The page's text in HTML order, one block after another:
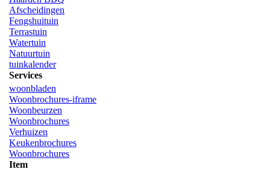
Afscheidingen
Fengshuituin
Terrastuin
Watertuin
Natuurtuin
tuinkalender
Services
woonbladen
Woonbrochures-iframe
Woonbeurzen
Woonbrochures
Verhuizen
Keukenbrochures
Woonbrochures
Item